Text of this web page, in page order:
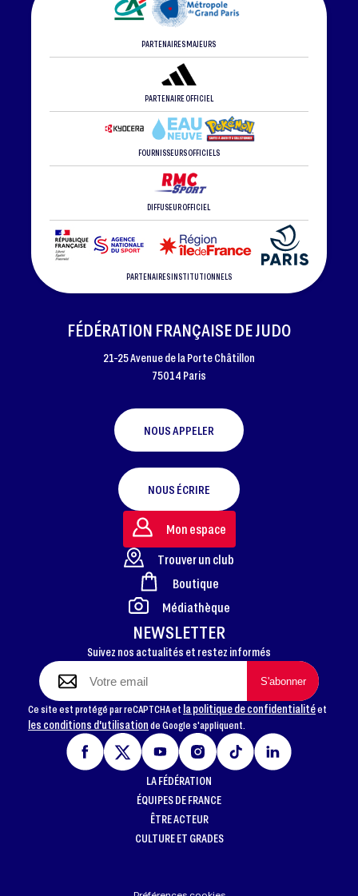
PARTENAIRES MAJEURS
PARTENAIRE OFFICIEL
FOURNISSEURS OFFICIELS
DIFFUSEUR OFFICIEL
PARTENAIRES INSTITUTIONNELS
FOOTER
FÉDÉRATION FRANÇAISE DE JUDO
21-25 Avenue de la Porte Châtillon
75014 Paris
NOUS APPELER
NOUS ÉCRIRE
NEWSLETTER
Suivez nos actualités et restez informés
Ce site est protégé par reCAPTCHA et la politique de confidentialitéet
les conditions d'utilisationde Google s'appliquent.
Mon espace
Trouver un club
Boutique
Médiathèque
LA FÉDÉRATION
ÉQUIPES DE FRANCE
ÊTRE ACTEUR
CULTURE ET GRADES